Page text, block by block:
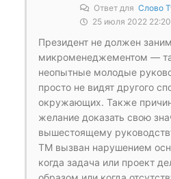
Ответ для Слово
25 июля 2022 22:20
Президент не должен
микроменеджементом —
неопытные молодые
просто не видят другого
окружающих. Также
желание доказать свою
вышестоящему
ТМ вызван нарушением
когда задача или проект